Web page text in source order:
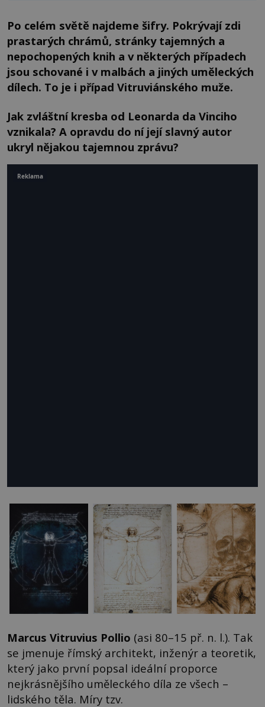
Po celém světě najdeme šifry. Pokrývají zdi
prastarých chrámů, stránky tajemných a
nepochopených knih a v některých případech
jsou schované i v malbách a jiných uměleckých
dílech. To je i případ Vitruviánského muže.
Jak zvláštní kresba od Leonarda da Vinciho
vznikala? A opravdu do ní její slavný autor
ukryl nějakou tajemnou zprávu?
Marcus Vitruvius Pollio (asi 80–15 př. n. l.). Tak
se jmenuje římský architekt, inženýr a teoretik,
který jako první popsal ideální proporce
nejkrásnějšího uměleckého díla ze všech –
lidského těla. Míry tzv.
Reklama